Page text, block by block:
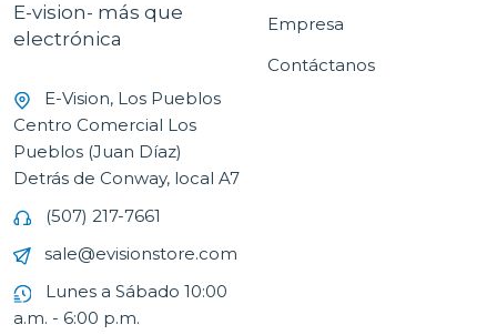
E-vision- más que
electrónica
E-Vision, Los Pueblos
Centro Comercial Los
Pueblos (Juan Díaz)
Detrás de Conway, local A7
(507) 217-7661
sale@evisionstore.com
Lunes a Sábado 10:00
a.m. - 6:00 p.m.
Empresa
Contáctanos